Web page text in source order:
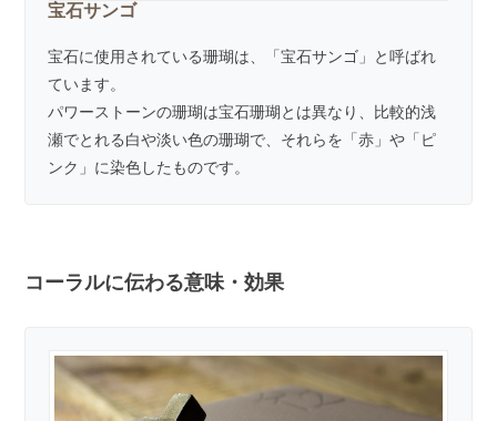
宝石サンゴ
宝石に使用されている珊瑚は、「宝石サンゴ」と呼ばれ
ています。
パワーストーンの珊瑚は宝石珊瑚とは異なり、比較的浅
瀬でとれる白や淡い色の珊瑚で、それらを「赤」や「ピ
ンク」に染色したものです。
コーラルに伝わる意味・効果